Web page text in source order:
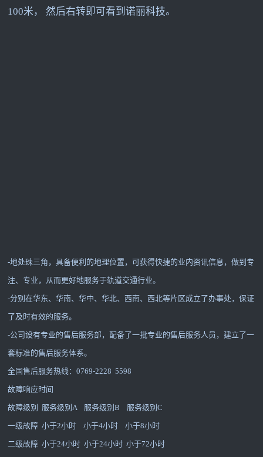
100米， 然后右转即可看到诺丽科技。
-地处珠三角，具备便利的地理位置，可获得快捷的业内资讯信息，做到专
注、专业，从而更好地服务于轨道交通行业。
-分别在华东、华南、华中、华北、西南、西北等片区成立了办事处，保证
了及时有效的服务。
-公司设有专业的售后服务部，配备了一批专业的售后服务人员，建立了一
套标准的售后服务体系。
全国售后服务热线：0769-2228 5598
故障响应时间
故障级别 服务级别A 服务级别B 服务级别C
一级故障 小于2小时 小于4小时 小于8小时
二级故障 小于24小时 小于24小时 小于72小时